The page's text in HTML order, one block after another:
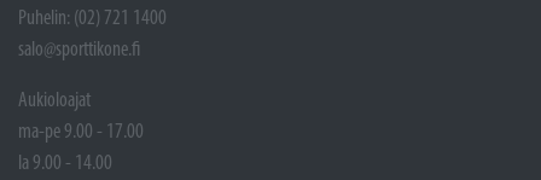
Puhelin: (02) 721 1400
salo@sporttikone.fi
Aukioloajat
ma-pe 9.00 - 17.00
la 9.00 - 14.00